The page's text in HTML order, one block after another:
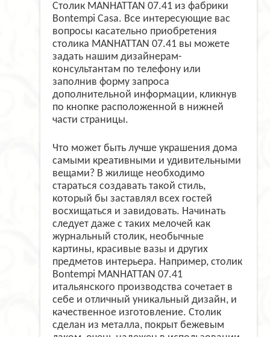
Столик MANHATTAN 07.41 из фабрики
Bontempi Casa. Все интересующие вас
вопросы касательно приобретения
столика MANHATTAN 07.41 вы можете
задать нашим дизайнерам-
консультантам по телефону или
заполнив форму запроса
дополнительной информации, кликнув
по кнопке расположенной в нижней
части страницы.
Что может быть лучше украшения дома
самыми креативными и удивительными
вещами? В жилище необходимо
стараться создавать такой стиль,
который бы заставлял всех гостей
восхищаться и завидовать. Начинать
следует даже с таких мелочей как
журнальный столик, необычные
картины, красивые вазы и других
предметов интерьера. Например, столик
Bontempi MANHATTAN 07.41
итальянского производства сочетает в
себе и отличный уникальный дизайн, и
качественное изготовление. Столик
сделан из металла, покрыт бежевым